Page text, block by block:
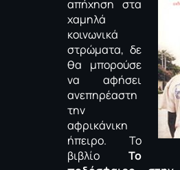
απήχηση στα
χαμηλά
κοινωνικά
στρώματα, δε
θα μπορούσε
να αφήσει
ανεπηρέαστη
την
αφρικάνικη
ήπειρο. Το
βιβλίο Το